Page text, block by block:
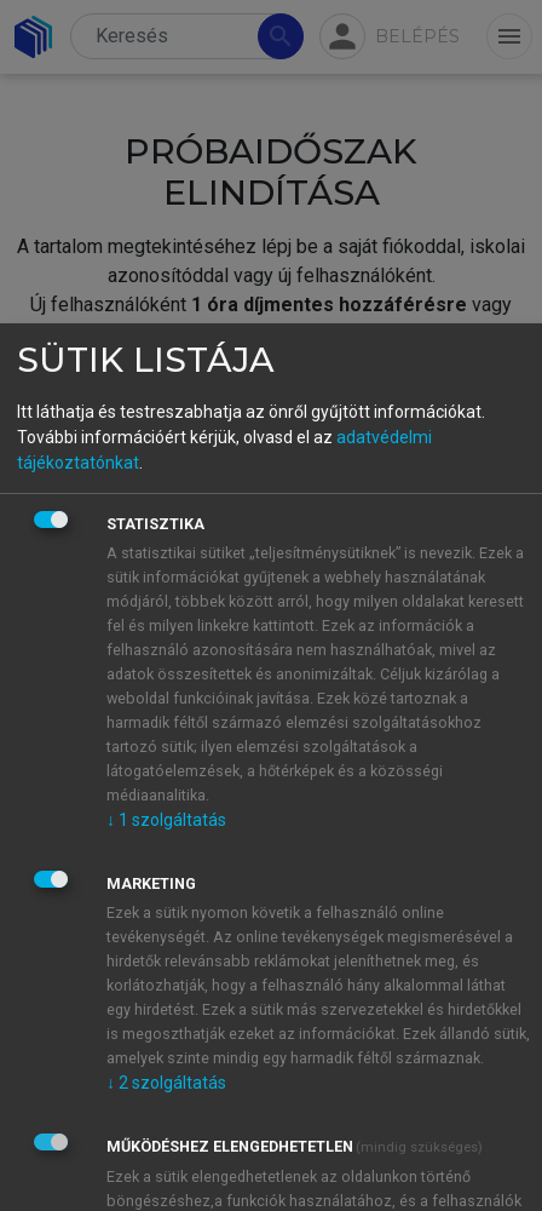
search person BELÉPÉS menu
PRÓBAIDŐSZAK
ELINDÍTÁSA
A tartalom megtekintéséhez lépj be a saját fiókoddal, iskolai
azonosítóddal vagy új felhasználóként.
Új felhasználóként 1 óra díjmentes hozzáférésre vagy
fiókoddal,vagy hozz létre új fiókot.
A regisztráció után apróbaidőszakautomatikusan
BELÉPÉS SAJÁT FIÓKKAL
ÚJ FIÓK LÉTREHOZÁSA
1 óra díjmentes hozzáférés
E-MAIL-CÍM
JELSZÓ
JELSZÓ ÚJRA
Kérek értesítést a MeRSZ újdonságairól, akcióiról.
Kérek értesítést az Akadémiai Kiadó Zrt. újdonságairól,
Adatkezelési tájékoztatóbanfoglaltakat tudomásul
veszem és elfogadom.
Általános vásárlási feltételeket, valamint a szotar.netés a
SÜTIK LISTÁJA
Itt láthatja és testreszabhatja az önről gyűjtött információkat.
További információért kérjük, olvasd el az adatvédelmi
tájékoztatónkat
STATISZTIKA
A statisztikai sütiket „teljesítménysütiknek” is nevezik. Ezek a
sütik információkat gyűjtenek a webhely használatának
módjáról, többek között arról, hogy milyen oldalakat keresett
fel és milyen linkekre kattintott. Ezek az információk a
felhasználó azonosítására nem használhatóak, mivel az
adatok összesítettek és anonimizáltak. Céljuk kizárólag a
weboldal funkcióinak javítása. Ezek közé tartoznak a
harmadik féltől származó elemzési szolgáltatásokhoz
tartozó sütik; ilyen elemzési szolgáltatások a
látogatóelemzések, a hőtérképek és a közösségi
médiaanalitika.
↓ 1 szolgáltatás
MARKETING
Ezek a sütik nyomon követik a felhasználó online
tevékenységét. Az online tevékenységek megismerésével a
hirdetők relevánsabb reklámokat jeleníthetnek meg, és
korlátozhatják, hogy a felhasználó hány alkalommal láthat
egy hirdetést. Ezek a sütik más szervezetekkel és hirdetőkkel
is megoszthatják ezeket az információkat. Ezek állandó sütik,
amelyek szinte mindig egy harmadik féltől származnak.
↓ 2 szolgáltatás
MŰKÖDÉSHEZ ELENGEDHETETLEN (mindig szükséges)
Ezek a sütik elengedhetetlenek az oldalunkon történő
böngészéshez,a funkciók használatához, és a felhasználók